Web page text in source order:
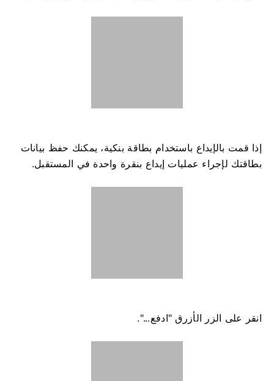
إذا قمت بالإيداع باستخدام بطاقة بنكية، يمكنك حفظ بيانات
بطاقتك لإجراء عمليات إيداع بنقرة واحدة في المستقبل.
انقر على الزر الأزرق "ادفع...".